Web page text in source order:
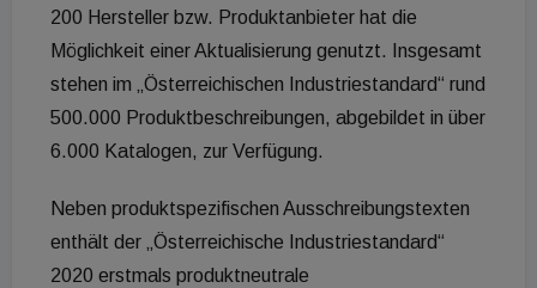
200 Hersteller bzw. Produktanbieter hat die
Möglichkeit einer Aktualisierung genutzt. Insgesamt
stehen im „Österreichischen Industriestandard“ rund
500.000 Produktbeschreibungen, abgebildet in über
6.000 Katalogen, zur Verfügung.
Neben produktspezifischen Ausschreibungstexten
enthält der „Österreichische Industriestandard“
2020 erstmals produktneutrale